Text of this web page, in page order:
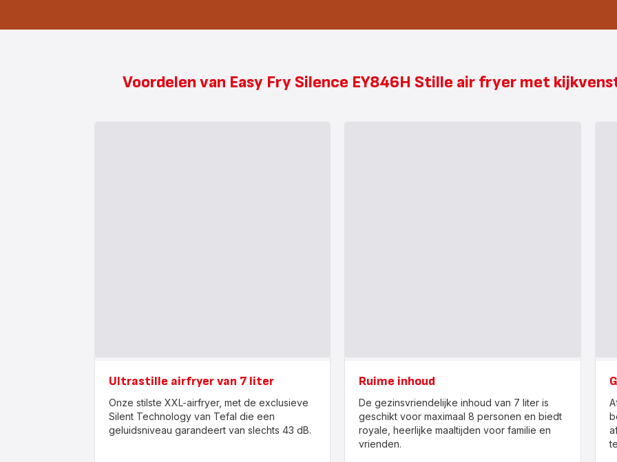
Voordelen van Easy Fry Silence EY846H Stille air fryer met
Ultrastille airfryer van 7 liter
Onze stilste XXL-airfryer, met de exclusieve
Silent Technology van Tefal die een
geluidsniveau garandeert van slechts 43 dB.
Ruime inhoud
De gezinsvriendelijke inhoud van 7 liter is
geschikt voor maximaal 8 personen en biedt
royale, heerlijke maaltijden voor familie en
vrienden.